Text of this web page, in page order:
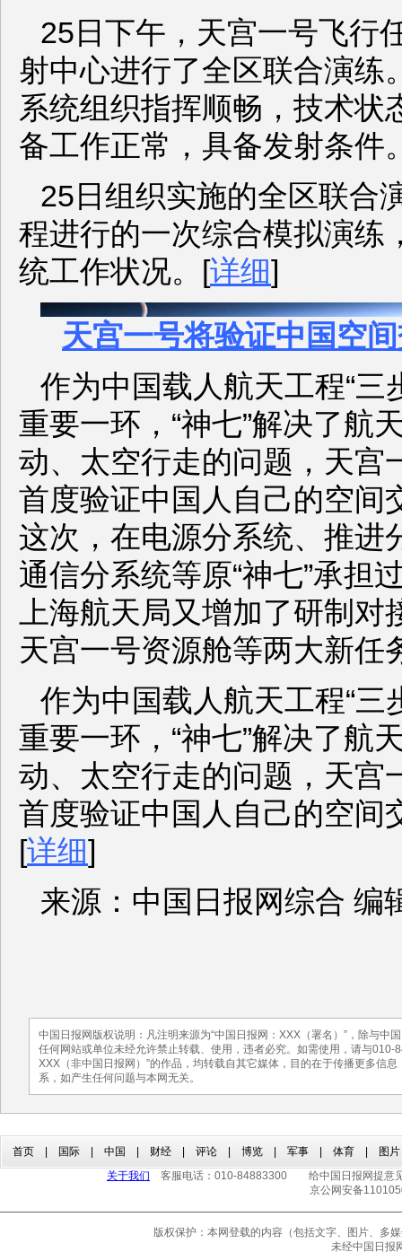
25日下午，天宫一号飞行
射中心进行了全区联合演练
系统组织指挥顺畅，技术状
备工作正常，具备发射条件
25日组织实施的全区联合
程进行的一次综合模拟演练
统工作状况。[详细]
天宫一号将验证中国空
作为中国载人航天工程“三
重要一环，“神七”解决了航
动、太空行走的问题，天宫
首度验证中国人自己的空间
这次，在电源分系统、推进
通信分系统等原“神七”承担
上海航天局又增加了研制对
天宫一号资源舱等两大新任
作为中国载人航天工程“三
重要一环，“神七”解决了航
动、太空行走的问题，天宫
首度验证中国人自己的空间
[详细]
来源：中国日报网综合 编
中国日报网版权说明：凡注明来源为“中国日报网：XXX（署名）”，除与中
任何网站或单位未经允许禁止转载、使用，违者必究。如需使用，请与010-
XXX（非中国日报网）”的作品，均转载自其它媒体，目的在于传播更多信
系，如产生任何问题与本网无关。